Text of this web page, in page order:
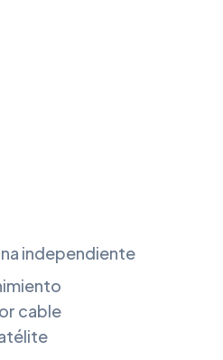
independiente
cable